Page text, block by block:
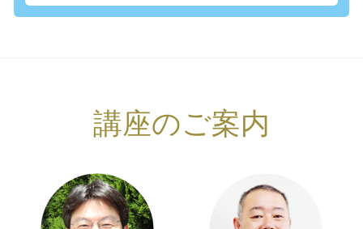
講座のご案内